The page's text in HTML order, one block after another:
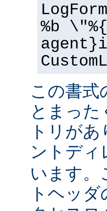
%b
この書式
とまっ
トリが
ントディ
います。
トヘッ